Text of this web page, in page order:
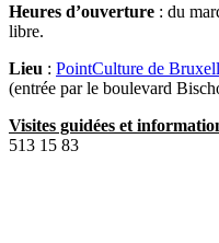
Heures d’ouverture : du
libre.
Lieu : PointCulture de
(entrée par le boulevard
Visites guidées et
513 15 83